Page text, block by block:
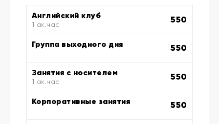
Английский клуб
1 ак.час 550
Группа выходного дня 550
Занятия с носителем
1 ак.час 550
Корпоративные занятия 550